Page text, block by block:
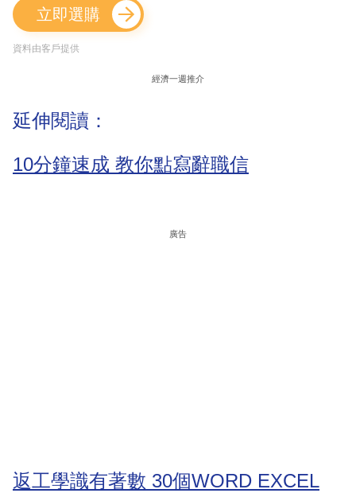
立即選購
資料由客戶提供
經濟一週推介
延伸閱讀：
10分鐘速成 教你點寫辭職信
廣告
返工學識有著數 30個WORD EXCEL